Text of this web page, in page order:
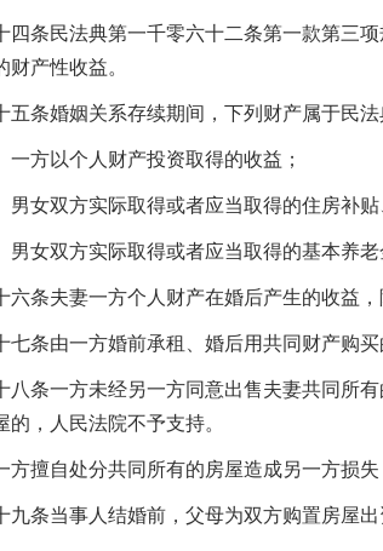
民法典第一千零六十二条第一款第三项
财产性收益。
婚姻关系存续期间，下列财产属于民法
方以个人财产投资取得的收益；
双方实际取得或者应当取得的住房补贴
双方实际取得或者应当取得的基本养老
夫妻一方个人财产在婚后产生的收益，
由一方婚前承租、婚后用共同财产购买
一方未经另一方同意出售夫妻共同所有
的，人民法院不予支持。
自处分共同所有的房屋造成另一方损失
当事人结婚前，父母为双方购置房屋出